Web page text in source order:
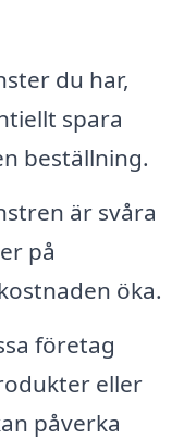
du har,
spara
beställning.
är svåra
på
öka.
företag
eller
påverka